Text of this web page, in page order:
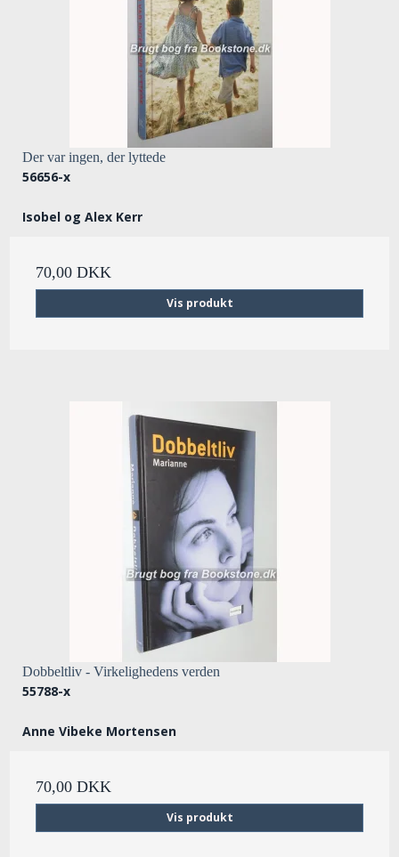
Der var ingen, der lyttede
56656-x
Isobel og Alex Kerr
70,00 DKK
Vis produkt
Dobbeltliv - Virkelighedens verden
55788-x
Anne Vibeke Mortensen
70,00 DKK
Vis produkt